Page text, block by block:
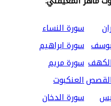
سورة النساء
سورة ابراهيم
سورة مريم
العنكبوت
سورة الدخان